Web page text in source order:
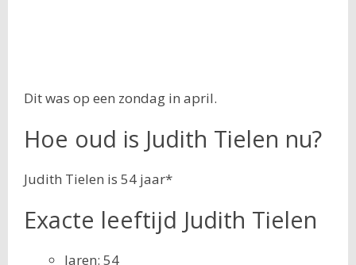
Dit was op een zondag in april.
Hoe oud is Judith Tielen nu?
Judith Tielen is 54 jaar*
Exacte leeftijd Judith Tielen
Jaren: 54